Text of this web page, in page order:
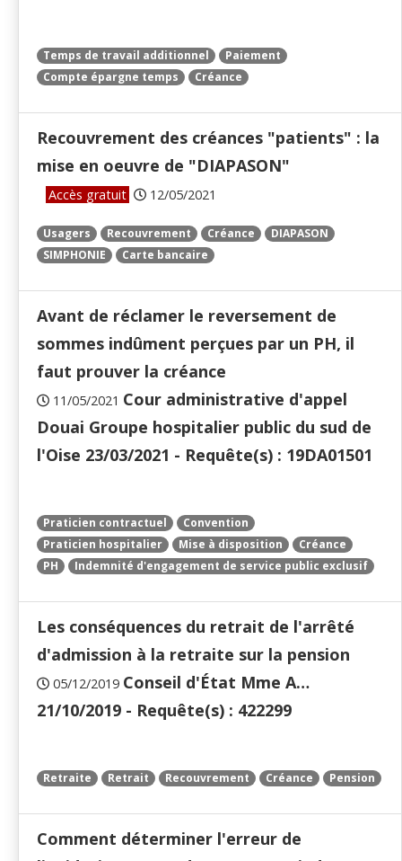
Temps de travail additionnel
Paiement
Compte épargne temps
Créance
Recouvrement des créances "patients" : la
mise en oeuvre de "DIAPASON"
Accès gratuit 12/05/2021
Usagers Recouvrement Créance
DIAPASON
SIMPHONIE
Carte bancaire
Avant de réclamer le reversement de
sommes indûment perçues par un PH, il
faut prouver la créance
11/05/2021 Cour administrative d'appel
Douai Groupe hospitalier public du sud de
l'Oise 23/03/2021 - Requête(s) : 19DA01501
Praticien contractuel
Convention
Praticien hospitalier
Mise à disposition
Créance
PH
Indemnité d'engagement de service public exclusif
Les conséquences du retrait de l'arrêté
d'admission à la retraite sur la pension
05/12/2019 Conseil d'État Mme A…
21/10/2019 - Requête(s) : 422299
Retraite Retrait Recouvrement Créance Pension
Comment déterminer l'erreur de